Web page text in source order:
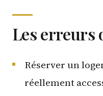
Les erreurs
Réserver un
réellement